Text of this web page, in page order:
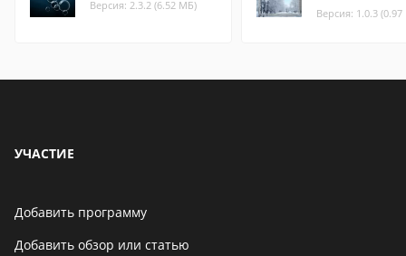
Версия: 2.3.2 (6.52 МБ)
Версия: 1.0.3
УЧАСТИЕ
Добавить программу
Добавить обзор или статью